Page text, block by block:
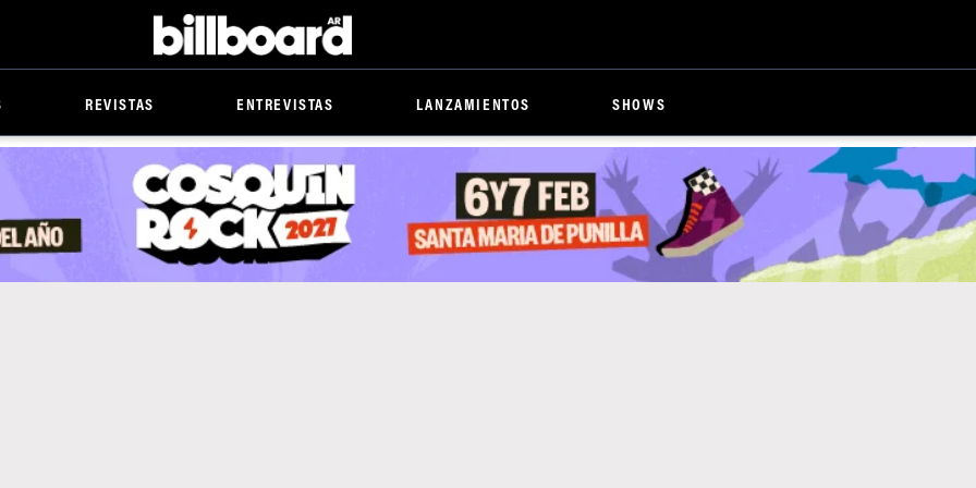
Billboard
REVISTAS ENTREVISTAS LANZAMIENTOS SHOWS